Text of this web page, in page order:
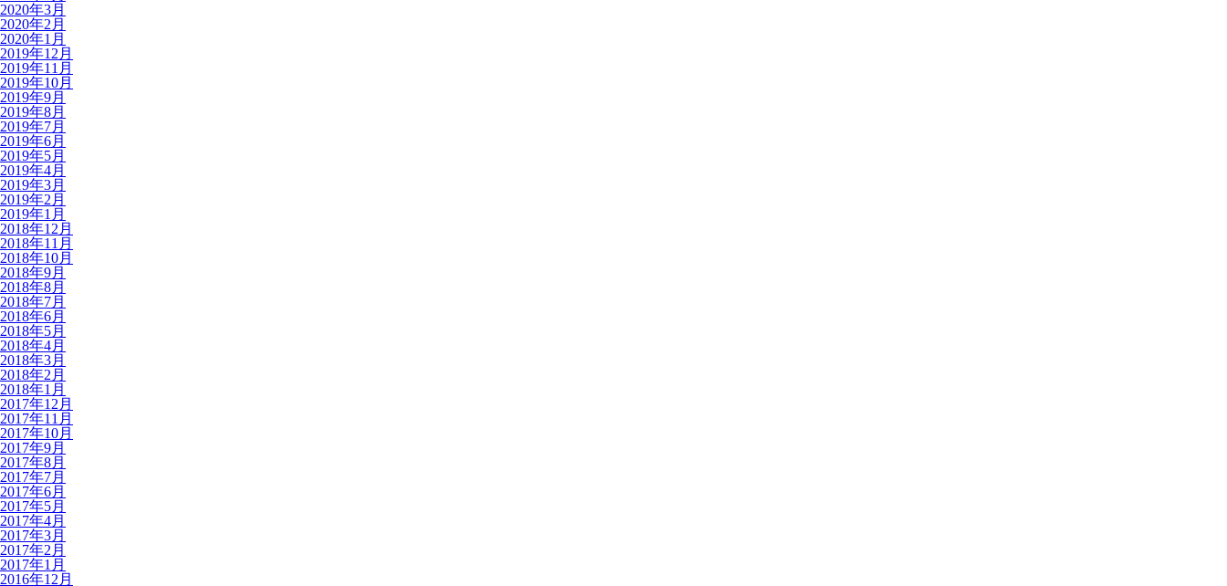
2020年3月
2020年2月
2020年1月
2019年12月
2019年11月
2019年10月
2019年9月
2019年8月
2019年7月
2019年6月
2019年5月
2019年4月
2019年3月
2019年2月
2019年1月
2018年12月
2018年11月
2018年10月
2018年9月
2018年8月
2018年7月
2018年6月
2018年5月
2018年4月
2018年3月
2018年2月
2018年1月
2017年12月
2017年11月
2017年10月
2017年9月
2017年8月
2017年7月
2017年6月
2017年5月
2017年4月
2017年3月
2017年2月
2017年1月
2016年12月